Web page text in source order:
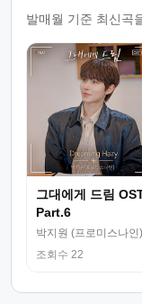
발매월 기준 최신곡
그대에게 드림
Part.6
박지원 (프로미스나인)
조회수 22